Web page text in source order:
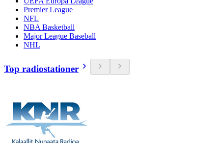
Premier League
NFL
NBA Basketball
Major League Baseball
NHL
Top radiostationer